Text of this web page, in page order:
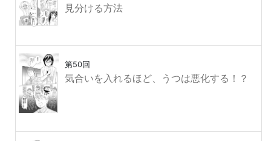
見分ける方法
第50回
気合いを入れるほど、うつは悪化する！？